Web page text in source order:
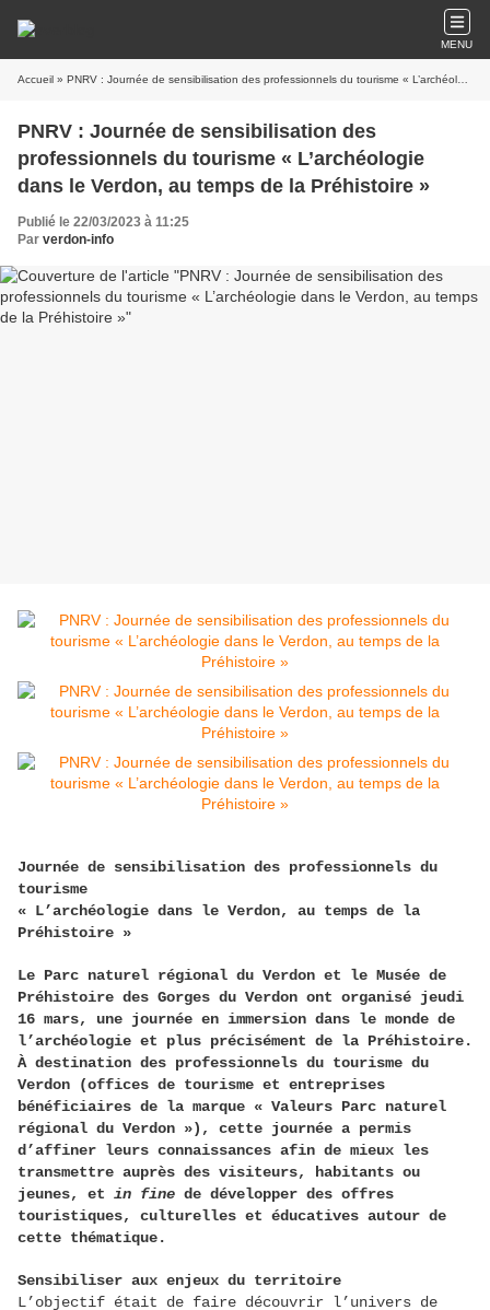
MENU
Accueil » PNRV : Journée de sensibilisation des professionnels du tourisme « L’archéologie dans le Verdon, au temps de la Préhistoire »
PNRV : Journée de sensibilisation des
professionnels du tourisme « L’archéologie
dans le Verdon, au temps de la Préhistoire »
Publié le 22/03/2023 à 11:25
Par verdon-info
Journée de sensibilisation des professionnels du
tourisme
« L’archéologie dans le Verdon, au temps de la
Préhistoire »
Le Parc naturel régional du Verdon et le Musée de
Préhistoire des Gorges du Verdon ont organisé jeudi
16 mars, une journée en immersion dans le monde de
l’archéologie et plus précisément de la Préhistoire.
À destination des professionnels du tourisme du
Verdon (offices de tourisme et entreprises
bénéficiaires de la marque « Valeurs Parc naturel
régional du Verdon »), cette journée a permis
d’affiner leurs connaissances afin de mieux les
transmettre auprès des visiteurs, habitants ou
jeunes, et in fine de développer des offres
touristiques, culturelles et éducatives autour de
cette thématique.
Sensibiliser aux enjeux du territoire
L’objectif était de faire découvrir l’univers de